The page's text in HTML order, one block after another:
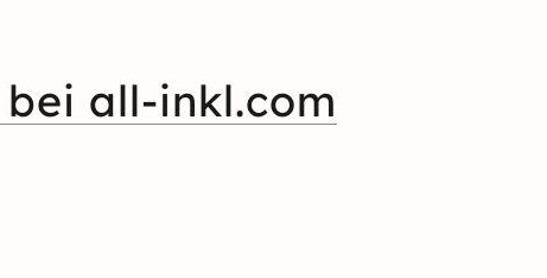
all-inkl.com